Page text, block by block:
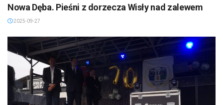
Nowa Dęba. Pieśni z dorzecza Wisły nad zalewem
2025-09-27